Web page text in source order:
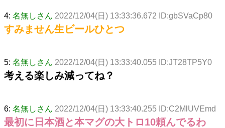
4: 名無しさん 2022/12/04(日) 13:33:36.672 ID:gbSVaCp80
すみません生ビールひとつ
5: 名無しさん 2022/12/04(日) 13:33:40.055 ID:JT28TP5Y0
考える楽しみ減ってね？
6: 名無しさん 2022/12/04(日) 13:33:40.255 ID:C2MlUVEmd
最初に日本酒と本マグの大トロ10頼んでるわ